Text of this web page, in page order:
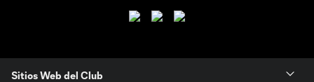
Sitios Web del Club